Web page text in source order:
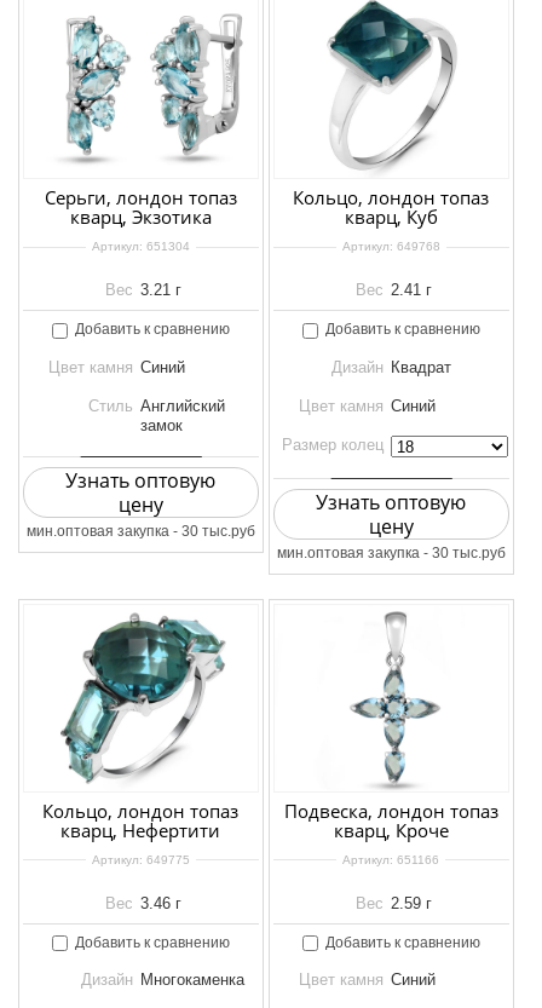
Серьги, лондон топаз
кварц, Экзотика
Артикул: 651304
Вес 3.21 г
Добавить к сравнению
Цвет камня Синий
Стиль Английский
замок
Узнать оптовую
цену
мин.оптовая закупка - 30 тыс.руб
Кольцо, лондон топаз
кварц, Куб
Артикул: 649768
Вес 2.41 г
Добавить к сравнению
Дизайн Квадрат
Цвет камня Синий
Размер колец
Узнать оптовую
цену
мин.оптовая закупка - 30 тыс.руб
Кольцо, лондон топаз
кварц, Нефертити
Артикул: 649775
Вес 3.46 г
Добавить к сравнению
Дизайн Многокаменка
Подвеска, лондон топаз
кварц, Кроче
Артикул: 651166
Вес 2.59 г
Добавить к сравнению
Цвет камня Синий